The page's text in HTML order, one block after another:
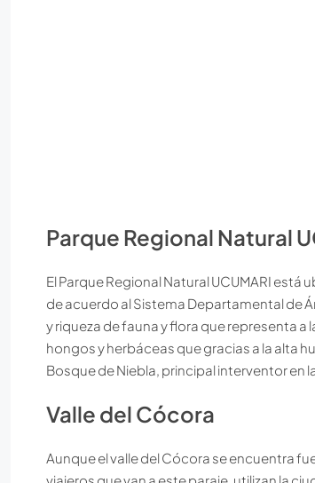
Parque Regional Natural
El Parque Regional Natural UCUMARI
de acuerdo al Sistema Departamental de
y riqueza de fauna y flora que representa
hongos y herbáceas que gracias a la alta
Bosque de Niebla, principal interventor en
Valle del Cócora
Aunque el valle del Cócora se encuentra